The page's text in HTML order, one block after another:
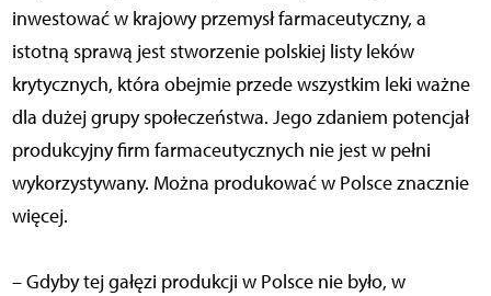
inwestować w krajowy przemysł farmaceutyczny, a
istotną sprawą jest stworzenie polskiej listy leków
krytycznych, która obejmie przede wszystkim leki ważne
dla dużej grupy społeczeństwa. Jego zdaniem potencjał
produkcyjny firm farmaceutycznych nie jest w pełni
wykorzystywany. Można produkować w Polsce znacznie
więcej.
– Gdyby tej gałęzi produkcji w Polsce nie było, w